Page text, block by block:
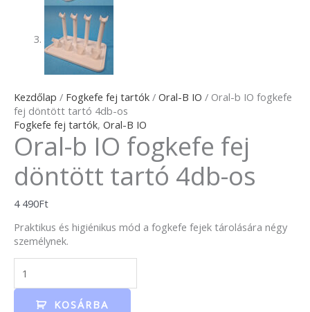
Kezdőlap / Fogkefe fej tartók / Oral-B IO / Oral-b IO fogkefe
fej döntött tartó 4db-os
Fogkefe fej tartók, Oral-B IO
Oral-b IO fogkefe fej
döntött tartó 4db-os
4 490Ft
Praktikus és higiénikus mód a fogkefe fejek tárolására négy
személynek.
KOSÁRBA